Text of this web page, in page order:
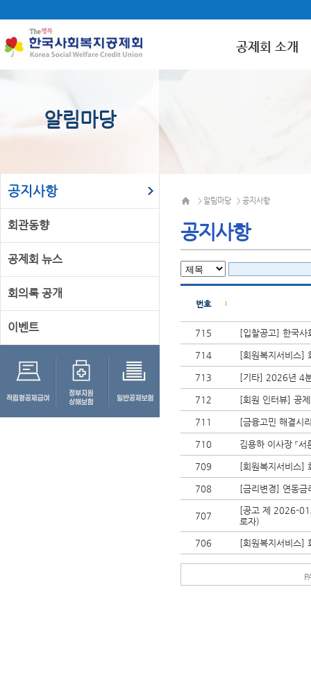
공제회 소개
알림마당
공지사항
회관동향
공제회 뉴스
회의록 공개
이벤트
> 알림마당 > 공지사항
공지사항
번호
715 [입찰공고] 한국사
714 [회원복지서비스]
713 [기타] 2026년 4
712 [회원 인터뷰] 공
711 [금융고민 해결시
710 김용하 이사장 『
709 [회원복지서비스]
708 [금리변경] 연동금
707
[공고 제 2026-01
로자)
706 [회원복지서비스]